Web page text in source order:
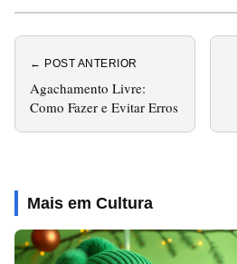
← POST ANTERIOR
Agachamento Livre:
Como Fazer e Evitar Erros
Mais em Cultura